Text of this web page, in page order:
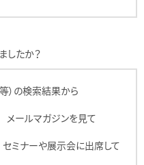
したか？
）の検索結果から
メールマガジンを見て
セミナーや展示会に出席して